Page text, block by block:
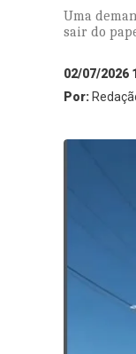
Uma
sair do
02/07/2026
Por: